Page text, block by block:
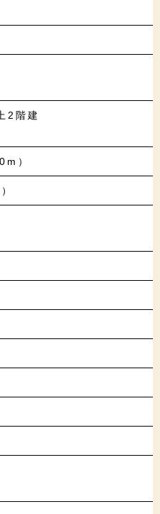
2階建
）